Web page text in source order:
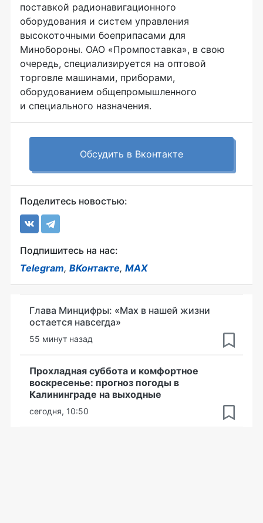
поставкой радионавигационного
оборудования и систем управления
высокоточными боеприпасами для
Минобороны. ОАО «Промпоставка», в свою
очередь, специализируется на оптовой
торговле машинами, приборами,
оборудованием общепромышленного
и специального назначения.
Обсудить в Вконтакте
Поделитесь новостью:
Подпишитесь на нас:
Telegram, ВКонтакте, MAX
Глава Минцифры: «Мах в нашей жизни
остается навсегда»
55 минут назад
Прохладная суббота и комфортное
воскресенье: прогноз погоды в
Калининграде на выходные
сегодня, 10:50